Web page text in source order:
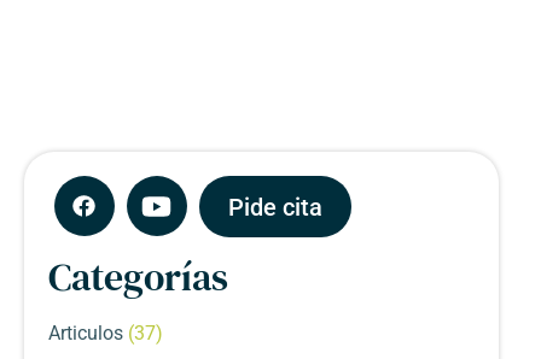
Pide cita
Categorías
Articulos (37)